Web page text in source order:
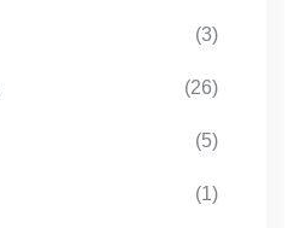
(3)
(26)
(5)
(1)